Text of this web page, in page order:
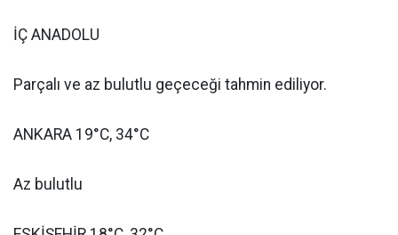
İÇ ANADOLU
Parçalı ve az bulutlu geçeceği tahmin ediliyor.
ANKARA 19°C, 34°C
Az bulutlu